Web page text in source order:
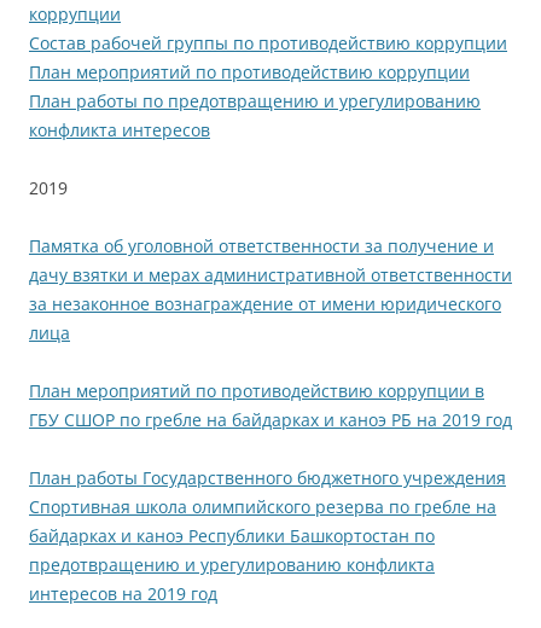
коррупции
Состав рабочей группы по противодействию коррупции
План мероприятий по противодействию коррупции
План работы по предотвращению и урегулированию
конфликта интересов
2019
Памятка об уголовной ответственности за получение и
дачу взятки и мерах административной ответственности
за незаконное вознаграждение от имени юридического
лица
План мероприятий по противодействию коррупции в
ГБУ СШОР по гребле на байдарках и каноэ РБ на 2019 год
План работы Государственного бюджетного учреждения
Спортивная школа олимпийского резерва по гребле на
байдарках и каноэ Республики Башкортостан по
предотвращению и урегулированию конфликта
интересов на 2019 год